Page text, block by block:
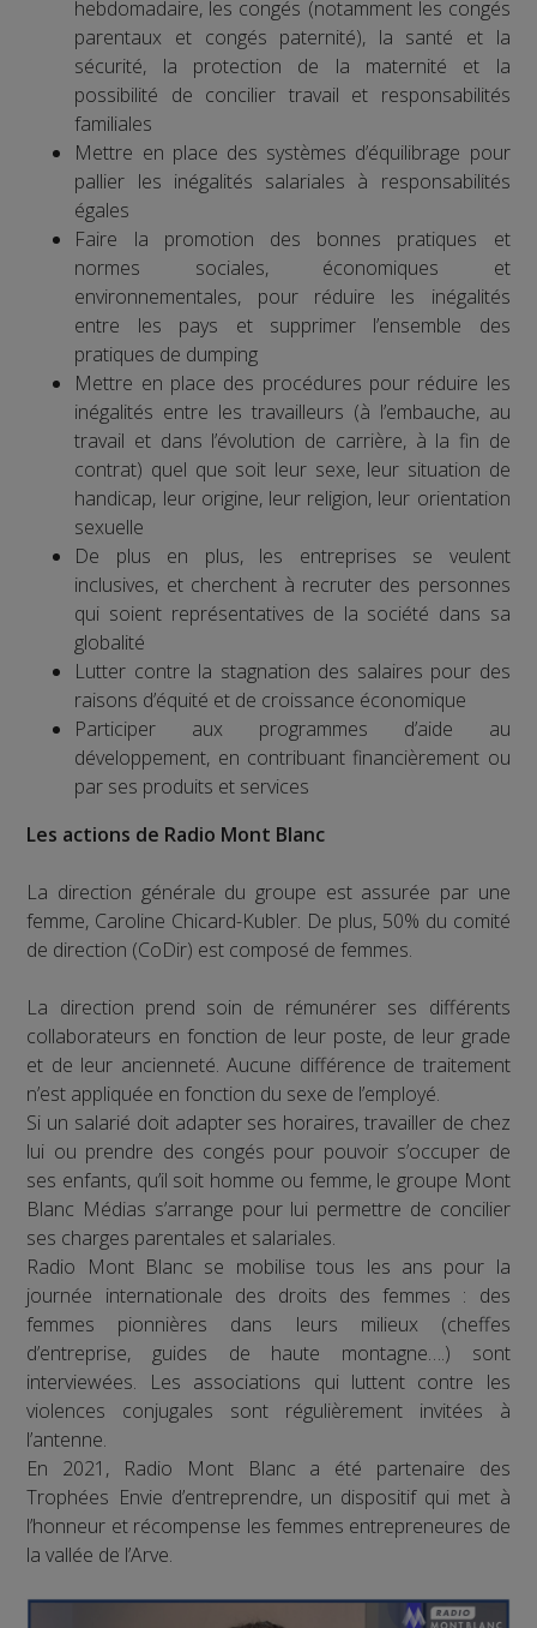
hebdomadaire, les congés (notamment les congés
parentaux et congés paternité), la santé et la
sécurité, la protection de la maternité et la
possibilité de concilier travail et responsabilités
familiales
Mettre en place des systèmes d’équilibrage pour
pallier les inégalités salariales à responsabilités
égales
Faire la promotion des bonnes pratiques et
normes sociales, économiques et
environnementales, pour réduire les inégalités
entre les pays et supprimer l’ensemble des
pratiques de dumping
Mettre en place des procédures pour réduire les
inégalités entre les travailleurs (à l’embauche, au
travail et dans l’évolution de carrière, à la fin de
contrat) quel que soit leur sexe, leur situation de
handicap, leur origine, leur religion, leur orientation
sexuelle
De plus en plus, les entreprises se veulent
inclusives, et cherchent à recruter des personnes
qui soient représentatives de la société dans sa
globalité
Lutter contre la stagnation des salaires pour des
raisons d’équité et de croissance économique
Participer aux programmes d’aide au
développement, en contribuant financièrement ou
par ses produits et services
Les actions de Radio Mont Blanc
La direction générale du groupe est assurée par une
femme, Caroline Chicard-Kubler. De plus, 50% du comité
de direction (CoDir) est composé de femmes.
La direction prend soin de rémunérer ses différents
collaborateurs en fonction de leur poste, de leur grade
et de leur ancienneté. Aucune différence de traitement
n’est appliquée en fonction du sexe de l’employé.
Si un salarié doit adapter ses horaires, travailler de chez
lui ou prendre des congés pour pouvoir s’occuper de
ses enfants, qu’il soit homme ou femme, le groupe Mont
Blanc Médias s’arrange pour lui permettre de concilier
ses charges parentales et salariales.
Radio Mont Blanc se mobilise tous les ans pour la
journée internationale des droits des femmes : des
femmes pionnières dans leurs milieux (cheffes
d’entreprise, guides de haute montagne….) sont
interviewées. Les associations qui luttent contre les
violences conjugales sont régulièrement invitées à
l’antenne.
En 2021, Radio Mont Blanc a été partenaire des
Trophées Envie d’entreprendre, un dispositif qui met à
l’honneur et récompense les femmes entrepreneures de
la vallée de l’Arve.